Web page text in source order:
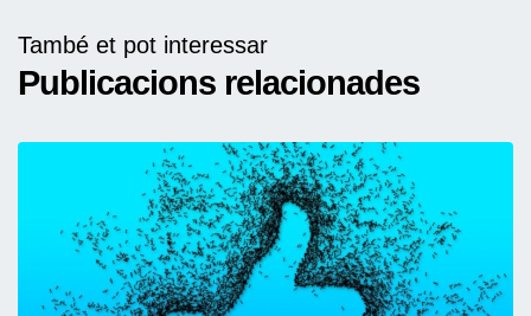
També et pot interessar
Publicacions relacionades